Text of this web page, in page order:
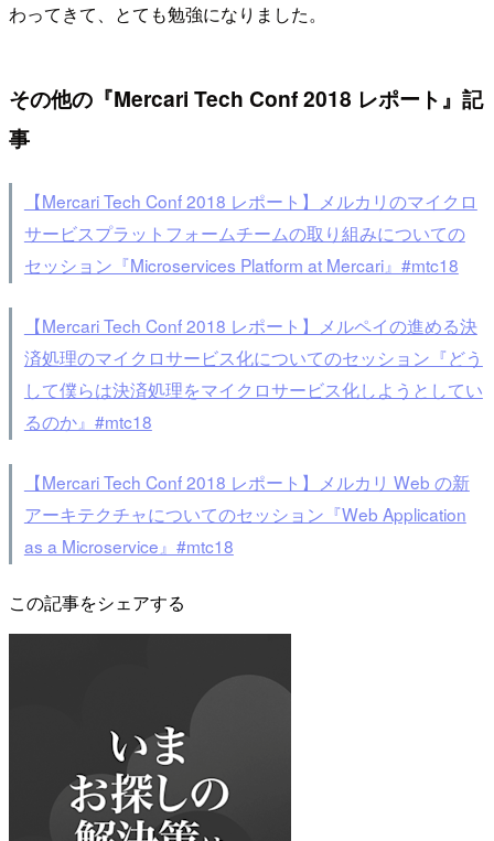
わってきて、とても勉強になりました。
その他の『Mercari Tech Conf 2018 レポート』記
事
【Mercari Tech Conf 2018 レポート】メルカリのマイクロ
サービスプラットフォームチームの取り組みについての
セッション『Microservices Platform at Mercari』#mtc18
【Mercari Tech Conf 2018 レポート】メルペイの進める決
済処理のマイクロサービス化についてのセッション『どう
して僕らは決済処理をマイクロサービス化しようとしてい
るのか』#mtc18
【Mercari Tech Conf 2018 レポート】メルカリ Web の新
アーキテクチャについてのセッション『Web Application
as a Microservice』#mtc18
この記事をシェアする